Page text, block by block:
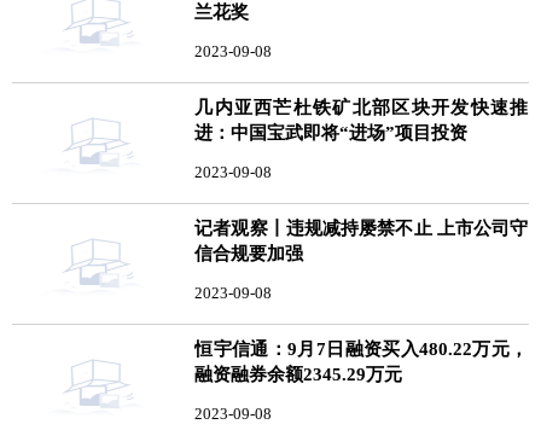
兰花奖
2023-09-08
几内亚西芒杜铁矿北部区块开发快速推
进：中国宝武即将“进场”项目投资
2023-09-08
记者观察丨违规减持屡禁不止 上市公司守
信合规要加强
2023-09-08
恒宇信通：9月7日融资买入480.22万元，
融资融券余额2345.29万元
2023-09-08